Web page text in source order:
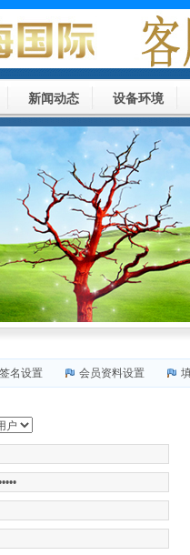
新闻动态 设备环境
名设置 会员资料设置